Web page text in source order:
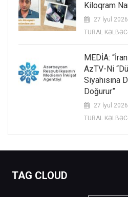
Kiloqram
27 İyul 2026
TURAL
MEDİA:
AzTV-Ni
Siyahısına
Doğurur”
27 İyul 2026
TURAL
TAG CLOUD